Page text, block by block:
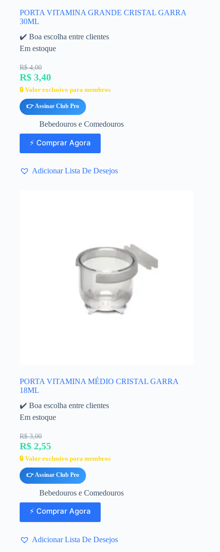
PORTA VITAMINA GRANDE CRISTAL GARRA
30ML
✔️ Boa escolha entre clientes
Em estoque
R$ 4,00
R$ 3,40
🔒 Valor exclusivo para membros
👉 Assinar Club Pro
Bebedouros e Comedouros
⚡ Comprar Agora
Adicionar Lista De Desejos
PORTA VITAMINA MÉDIO CRISTAL GARRA
18ML
✔️ Boa escolha entre clientes
Em estoque
R$ 3,00
R$ 2,55
🔒 Valor exclusivo para membros
👉 Assinar Club Pro
Bebedouros e Comedouros
⚡ Comprar Agora
Adicionar Lista De Desejos